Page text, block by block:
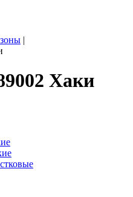
|
Хаки